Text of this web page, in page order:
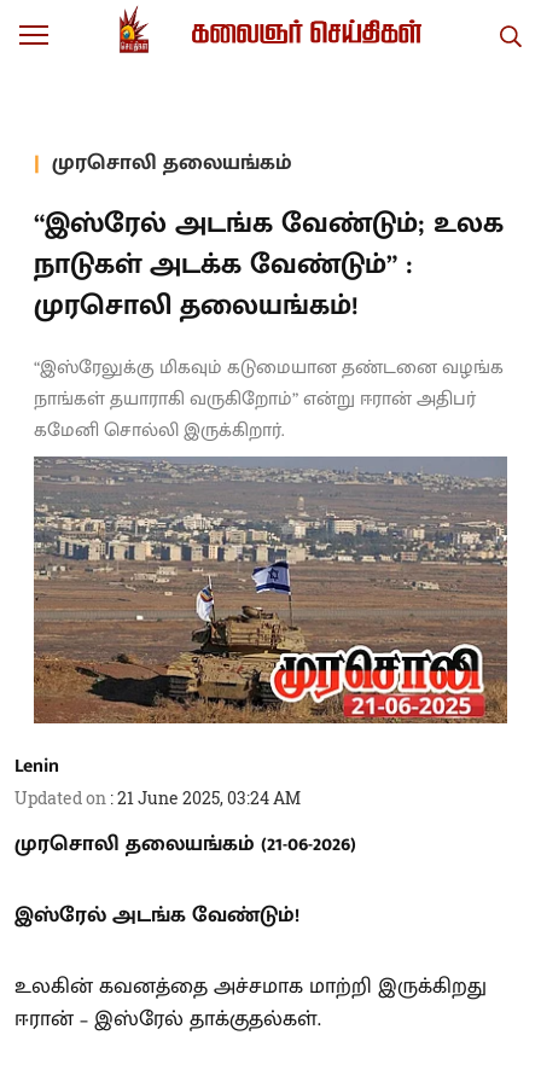
முரசொலி தலையங்கம்
“இஸ்ரேல் அடங்க வேண்டும்; உலக
நாடுகள் அடக்க வேண்டும்” :
முரசொலி தலையங்கம்!
“இஸ்ரேலுக்கு மிகவும் கடுமையான தண்டனை வழங்க
நாங்கள் தயாராகி வருகிறோம்” என்று ஈரான் அதிபர்
கமேனி சொல்லி இருக்கிறார்.
Lenin
Updated on :21 June 2025, 03:24 AM
முரசொலி தலையங்கம் (21-06-2026)
இஸ்ரேல் அடங்க வேண்டும்!
உலகின் கவனத்தை அச்சமாக மாற்றி இருக்கிறது
ஈரான் – இஸ்ரேல் தாக்குதல்கள்.